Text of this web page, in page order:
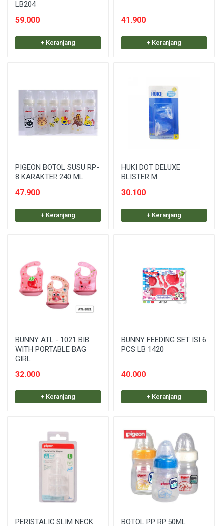
LB204
59.000
+ Keranjang
41.900
+ Keranjang
PIGEON BOTOL SUSU RP-
8 KARAKTER 240 ML
47.900
+ Keranjang
HUKI DOT DELUXE
BLISTER M
30.100
+ Keranjang
BUNNY ATL - 1021 BIB
WITH PORTABLE BAG
GIRL
32.000
+ Keranjang
BUNNY FEEDING SET ISI 6
PCS LB 1420
40.000
+ Keranjang
PERISTALIC SLIM NECK BOTOL PP RP 50ML